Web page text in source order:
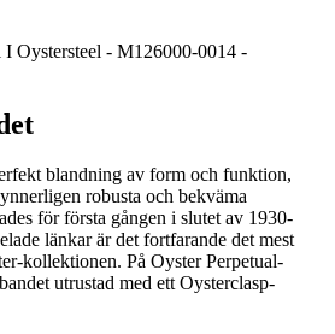
blandning av form och funktion,
robusta och bekväma
för första gången i slutet av 1930-
länkar är det fortfarande det mest
kollektionen. På Oyster Perpetual-
utrustad med ett Oysterclasp-